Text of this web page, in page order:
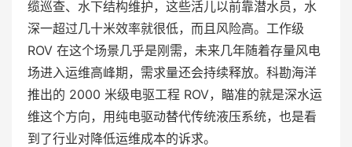
缆巡查、水下结构维护，这些活儿以前靠潜水员，水
深一超过几十米效率就很低，而且风险高。工作级
ROV 在这个场景几乎是刚需，未来几年随着存量风电
场进入运维高峰期，需求量还会持续释放。科勘海洋
推出的 2000 米级电驱工程 ROV，瞄准的就是深水运
维这个方向，用纯电驱动替代传统液压系统，也是看
到了行业对降低运维成本的诉求。